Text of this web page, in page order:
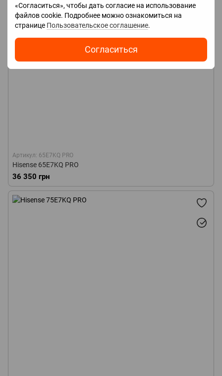
«Согласиться», чтобы дать согласие на использование
файлов cookie. Подробнее можно ознакомиться на
странице Пользовательское соглашение.
Согласиться
Артикул: 65E7KQ PRO
Hisense 65E7KQ PRO
36 350 грн